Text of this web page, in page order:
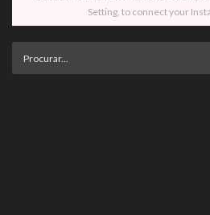
Setting, to connect your